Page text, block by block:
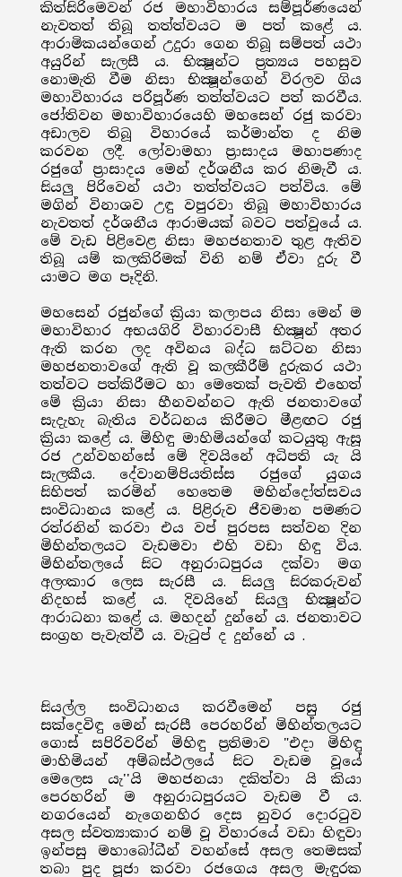
කිත්සිරිමෙවන් රජ මහාවිහාරය සම්පූර්ණයෙන්
නැවතත් තිබූ තත්ත්වයට ම පත් කළේ ය.
ආරාමිකයන්ගෙන් උදුරා ගෙන තිබූ සම්පත් යථා
අයුරින් සැලසී ය. භික්‍ෂූන්ට ප්‍රත්‍යය පහසුව
නොමැති වීම නිසා භික්‍ෂූන්ගෙන් විරලව ගිය
මහාවිහාරය පරිපූර්ණ තත්ත්වයට පත් කරවීය.
ජෝතිවන මහාවිහාරයෙහි මහසෙන් රජු කරවා
අඩාලව තිබූ විහාරයේ කර්මාන්ත ද නිම
කරවන ලදී. ලෝවාමහා ප්‍රාසාදය මහාපණාද
රජුගේ ප්‍රාසාදය මෙන් දර්ශනීය කර නිමැවී ය.
සියලු පිරිවෙන් යථා තත්ත්වයට පත්විය. මේ
මගින් විනාශව උඳු වපුරවා තිබූ මහාවිහාරය
නැවතත් දර්ශනීය ආරාමයක් බවට පත්වූයේ ය.
මේ වැඩ පිළිවෙළ නිසා මහජනතාව තුළ ඇතිව
තිබූ යම් කලකිරිමක් විනි නම් ඒවා දුරු වී
යාමට මග පෑදිනි.
මහසෙන් රජුන්ගේ ක්‍රියා කලාපය නිසා මෙන් ම
මහාවිහාර අභයගිරි විහාරවාසී භික්‍ෂූන් අතර
ඇති කරන ලද අවිනය බද්ධ ඝට්ටන නිසා
මහජනතාවගේ ඇති වූ කලකීරීම් දුරුකර යථා
තත්වට පත්කිරීමට හා මෙතෙක් පැවති එහෙත්
මේ ක්‍රියා නිසා හීනවන්නට ඇති ජනතාවගේ
සැදැහැ බැතිය වර්ධනය කිරීමට මීළඟට රජු
ක්‍රියා කළේ ය. මිහිඳු මාහිමියන්ගේ කටයුතු ඇසූ
රජ උන්වහන්සේ මේ දිවයිනේ අධිපති යැ යි
සැලකීය. දේවානම්පියතිස්ස රජුගේ යුගය
සිහිපත් කරමින් හෙතෙම මහින්දෝත්සවය
සංවිධානය කළේ ය. පිළිරුව ජීවමාන පමණට
රත්රනින් කරවා එය වප් පුරපස සත්වන දින
මිහින්තලයට වැඩමවා එහි වඩා හිඳු විය.
මිහින්තලයේ සිට අනුරාධපුරය දක්වා මග
අලංකාර ලෙස සැරසී ය. සියලු සිරකරුවන්
නිදහස් කළේ ය. දිවයිනේ සියලු භික්‍ෂූන්ට
ආරාධනා කළේ ය. මහදන් දුන්නේ ය. ජනතාවට
සංග්‍රහ පැවැත්වී ය. වැටුප් ද දුන්නේ ය .
සියල්ල සංවිධානය කරවීමෙන් පසු රජු
සක්දෙවිඳු මෙන් සැරසී පෙරහරින් මිහින්තලයට
ගොස් සපිරිවරින් මිහිඳු ප්‍රතිමාව "එදා මිහිඳු
මාහිමියන් අම්බස්ථලයේ සිට වැඩම වූයේ
මෙලෙස යැ''යි මහජනයා දකිත්වා යි කියා
පෙරහරින් ම අනුරාධපුරයට වැඩම වී ය.
නගරයෙන් නැගෙනහිර දෙස නුවර දොරටුව
අසල ස්වත්‍යාකාර නම් වූ විහාරයේ වඩා හිඳුවා
ඉන්පසු මහාබෝධීන් වහන්සේ අසල තෙමසක්
තබා පුද පූජා කරවා රජගෙය අසල මැඳුරක